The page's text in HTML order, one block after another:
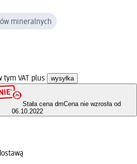
mineralnych
tym VAT plus wysyłka
Stała cena dmCena nie wzrosła od
06.10.2022